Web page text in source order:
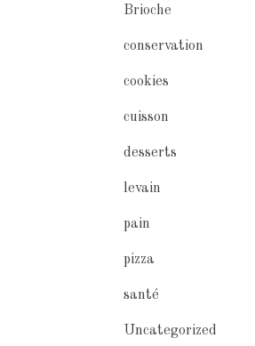
Brioche
conservation
cookies
cuisson
desserts
levain
pain
pizza
santé
Uncategorized